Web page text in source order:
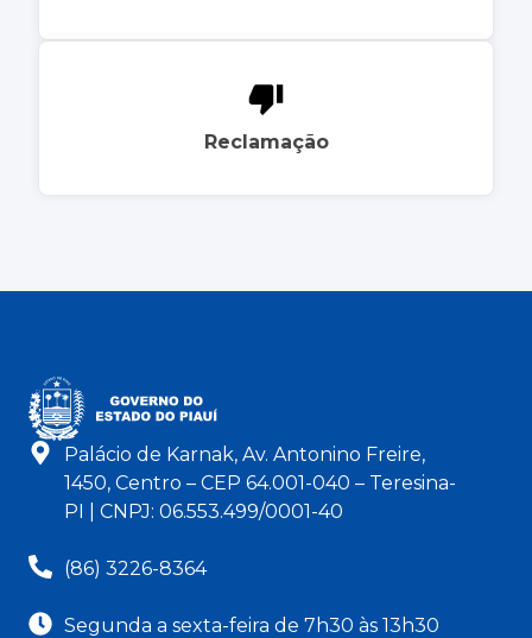
Reclamação
Palácio de Karnak, Av. Antonino Freire,
1450, Centro – CEP 64.001-040 – Teresina-
PI | CNPJ: 06.553.499/0001-40
(86) 3226-8364
Segunda a sexta-feira de 7h30 às 13h30